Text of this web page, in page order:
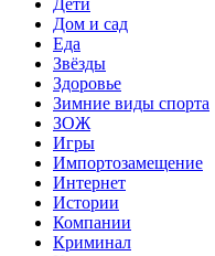
Дом и сад
Еда
Звёзды
Здоровье
Зимние виды спорта
ЗОЖ
Игры
Импортозамещение
Интернет
Истории
Компании
Криминал